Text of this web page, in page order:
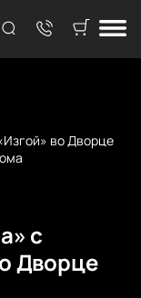
во Дворце
с
Дворце